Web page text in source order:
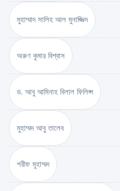
মুহাম্মাদ সালিহ আল মুনাজ্জিদ
অরুণ কুমার বিশ্বাস
ড. আবু আমিনাহ বিলাল ফিলিপ্স
মুহাম্মদ আবু তালেব
শরীফ মুহাম্মদ